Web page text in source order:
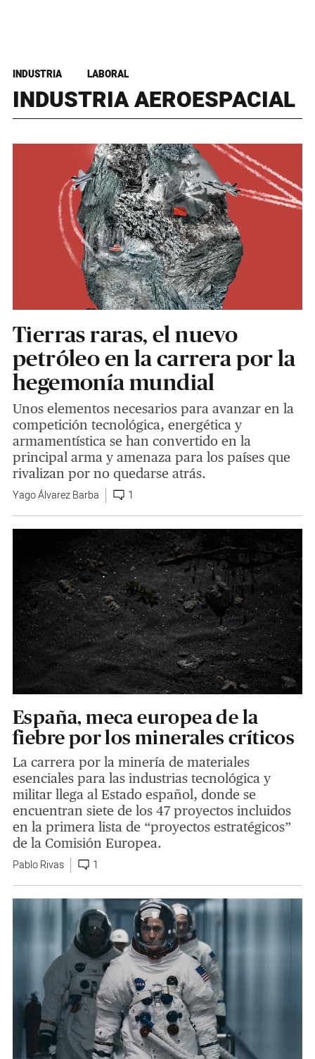
INDUSTRIA LABORAL
INDUSTRIA AEROESPACIAL
Tierras raras, el nuevo
petróleo en la carrera por la
hegemonía mundial
Unos elementos necesarios para avanzar en la
competición tecnológica, energética y
armamentística se han convertido en la
principal arma y amenaza para los países que
rivalizan por no quedarse atrás.
Yago Álvarez Barba 1
España, meca europea de la
fiebre por los minerales críticos
La carrera por la minería de materiales
esenciales para las industrias tecnológica y
militar llega al Estado español, donde se
encuentran siete de los 47 proyectos incluidos
en la primera lista de “proyectos estratégicos”
de la Comisión Europea.
Pablo Rivas 1